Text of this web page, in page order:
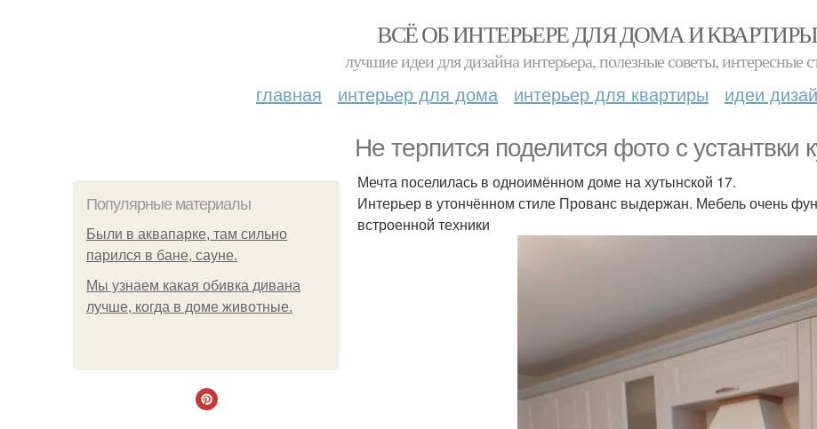
ВСЁ ОБ ИНТЕРЬЕРЕ ДЛЯ ДОМА И КВАРТИРЫ
лучшие идеи для дизайна интерьера, полезные советы, интересные
главная интерьер для дома интерьер для квартиры идеи
Не терпится поделится фото с устантвки
Популярные материалы
Были в аквапарке, там сильно
парился в бане, сауне.
Мы узнаем какая обивка дивана
лучше, когда в доме животные.
Мечта поселилась в одноимённом доме на хутынской 17.
Интерьер в утончённом стиле Прованс выдержан. Мебель очень
встроенной техники